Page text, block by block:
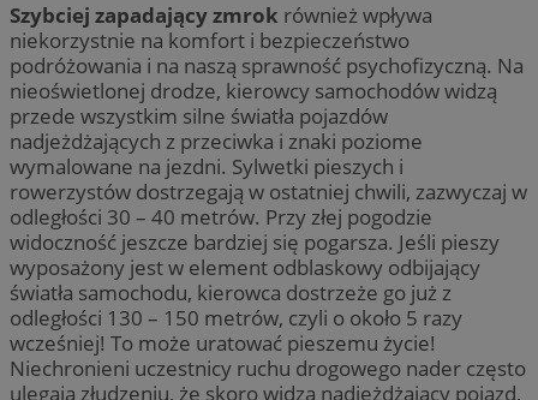
Szybciej zapadający zmrok również wpływa
niekorzystnie na komfort i bezpieczeństwo
podróżowania i na naszą sprawność psychofizyczną. Na
nieoświetlonej drodze, kierowcy samochodów widzą
przede wszystkim silne światła pojazdów
nadjeżdżających z przeciwka i znaki poziome
wymalowane na jezdni. Sylwetki pieszych i
rowerzystów dostrzegają w ostatniej chwili, zazwyczaj w
odległości 30 – 40 metrów. Przy złej pogodzie
widoczność jeszcze bardziej się pogarsza. Jeśli pieszy
wyposażony jest w element odblaskowy odbijający
światła samochodu, kierowca dostrzeże go już z
odległości 130 – 150 metrów, czyli o około 5 razy
wcześniej! To może uratować pieszemu życie!
Niechronieni uczestnicy ruchu drogowego nader często
ulegają złudzeniu, że skoro widzą nadjeżdżający pojazd,